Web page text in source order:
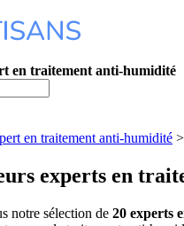
en traitement anti-humidité
en traitement anti-humidité >
experts en
notre sélection de 20 experts